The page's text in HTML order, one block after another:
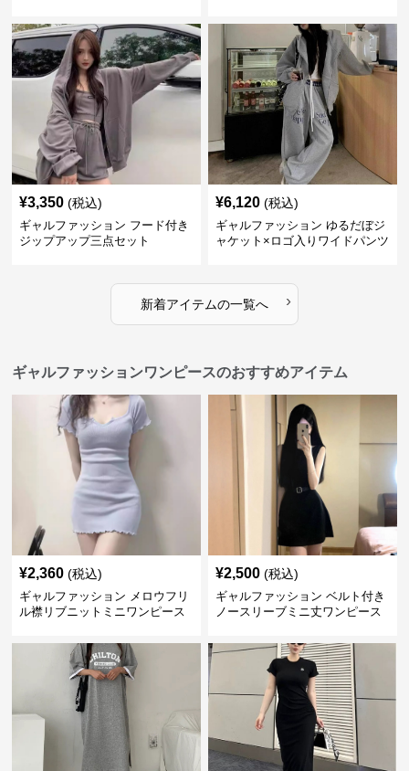
¥3,350 (税込)
ギャルファッション フード付き
ジップアップ三点セット
¥6,120 (税込)
ギャルファッション ゆるだぼジ
ャケット×ロゴ入りワイドパンツ
新着アイテムの一覧へ ›
ギャルファッションワンピースのおすすめアイテム
¥2,360 (税込)
ギャルファッション メロウフリ
ル襟リブニットミニワンピース
¥2,500 (税込)
ギャルファッション ベルト付き
ノースリーブミニ丈ワンピース